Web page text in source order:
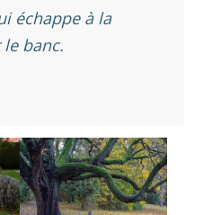
échappe à la
le banc.